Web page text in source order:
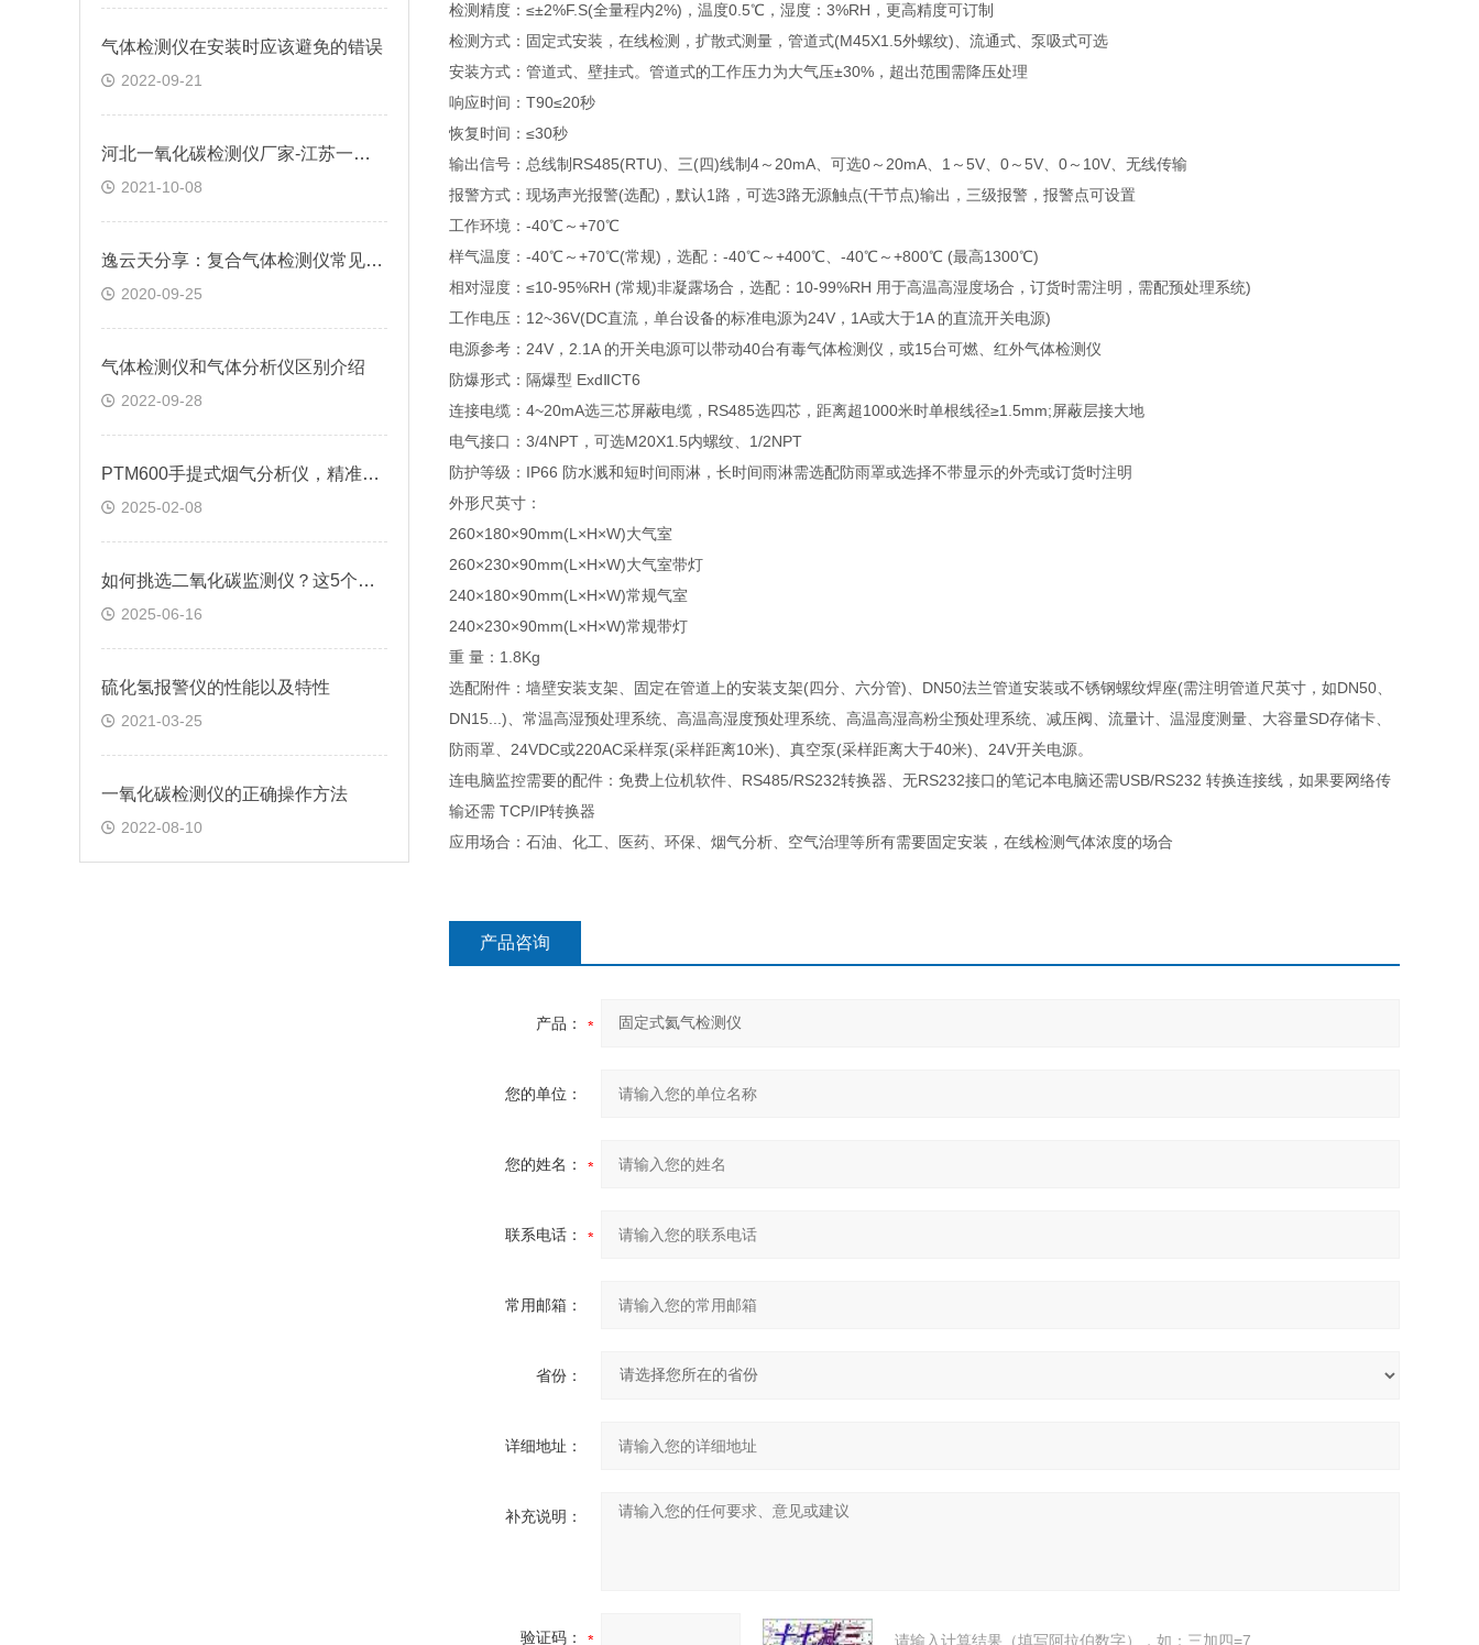
气体检测仪在安装时应该避免的错误
2022-09-21
河北一氧化碳检测仪厂家-江苏一氧化碳检测仪价格@逸云天
2021-10-08
逸云天分享：复合气体检测仪常见问题
2020-09-25
气体检测仪和气体分析仪区别介绍
2022-09-28
PTM600手提式烟气分析仪，精准监测尾气排放的高科技利器
2025-02-08
如何挑选二氧化碳监测仪？这5个关键指标不容错过！
2025-06-16
硫化氢报警仪的性能以及特性
2021-03-25
一氧化碳检测仪的正确操作方法
2022-08-10
检测精度：≤±2%F.S(全量程内2%)，温度0.5℃，湿度：3%RH，更高精度可订制
检测方式：固定式安装，在线检测，扩散式测量，管道式(M45X1.5外螺纹)、流通式、泵吸式可选
安装方式：管道式、壁挂式。管道式的工作压力为大气压±30%，超出范围需降压处理
响应时间：T90≤20秒
恢复时间：≤30秒
输出信号：总线制RS485(RTU)、三(四)线制4～20mA、可选0～20mA、1～5V、0～5V、0～10V、无线传输
报警方式：现场声光报警(选配)，默认1路，可选3路无源触点(干节点)输出，三级报警，报警点可设置
工作环境：-40℃～+70℃
样气温度：-40℃～+70℃(常规)，选配：-40℃～+400℃、-40℃～+800℃ (最高1300℃)
相对湿度：≤10-95%RH (常规)非凝露场合，选配：10-99%RH 用于高温高湿度场合，订货时需注明，需配预处理系统)
工作电压：12~36V(DC直流，单台设备的标准电源为24V，1A或大于1A 的直流开关电源)
电源参考：24V，2.1A 的开关电源可以带动40台有毒气体检测仪，或15台可燃、红外气体检测仪
防爆形式：隔爆型 ExdⅡCT6
连接电缆：4~20mA选三芯屏蔽电缆，RS485选四芯，距离超1000米时单根线径≥1.5mm;屏蔽层接大地
电气接口：3/4NPT，可选M20X1.5内螺纹、1/2NPT
防护等级：IP66 防水溅和短时间雨淋，长时间雨淋需选配防雨罩或选择不带显示的外壳或订货时注明
外形尺英寸：
260×180×90mm(L×H×W)大气室
260×230×90mm(L×H×W)大气室带灯
240×180×90mm(L×H×W)常规气室
240×230×90mm(L×H×W)常规带灯
重 量：1.8Kg
选配附件：墙壁安装支架、固定在管道上的安装支架(四分、六分管)、DN50法兰管道安装或不锈钢螺纹焊座(需注明管道尺英寸，如DN50、
DN15...)、常温高湿预处理系统、高温高湿度预处理系统、高温高湿高粉尘预处理系统、减压阀、流量计、温湿度测量、大容量SD存储卡、
防雨罩、24VDC或220AC采样泵(采样距离10米)、真空泵(采样距离大于40米)、24V开关电源。
连电脑监控需要的配件：免费上位机软件、RS485/RS232转换器、无RS232接口的笔记本电脑还需USB/RS232 转换连接线，如果要网络传
输还需 TCP/IP转换器
应用场合：石油、化工、医药、环保、烟气分析、空气治理等所有需要固定安装，在线检测气体浓度的场合
产品咨询
产品：
您的单位：
您的姓名：
联系电话：
常用邮箱：
省份：
详细地址：
补充说明：
验证码： 请输入计算结果（填写阿拉伯数字），如：三加四=7